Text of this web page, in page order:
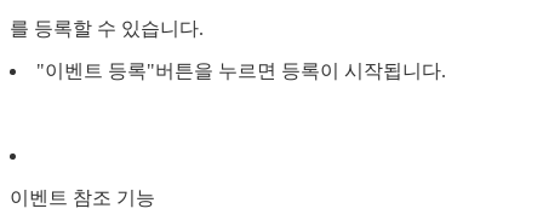
를 등록할 수 있습니다.
"이벤트 등록"버튼을 누르면 등록이 시작됩니다.
이벤트 참조 기능